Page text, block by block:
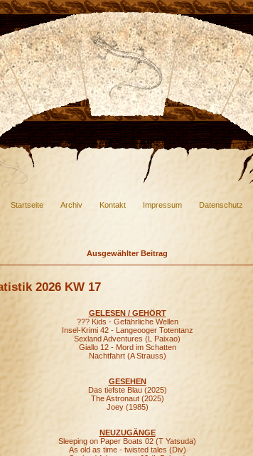
Startseite Archiv Kontakt Impressum Datenschutz
Ausgewählter Beitrag
2026 KW 17
GELESEN / GEHÖRT
??? Kids - Gefährliche Wellen
Insel-Krimi 42 - Langeooger Totentanz
Sexland Adventures (L Paixao)
Giallo 12 - Mord im Schatten
Nachtfahrt (A Strauss)
GESEHEN
Das tiefste Blau (2025)
The Astronaut (2025)
Joey (1985)
NEUZUGÄNGE
Sleeping on Paper Boats 02 (T Yatsuda)
As old as time - twisted tales (Div)